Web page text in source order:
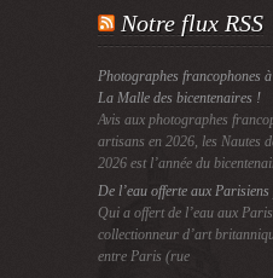
Notre flux RSS
Photographes francophones
La Malle des bicentenaires !
Avis aux photographes
artisans en 2026, les Nautes
2026 est l’année du
De l’eau offerte aux
Qui a offert de l’eau aux
collectionneur d’art
entre Paris (rue